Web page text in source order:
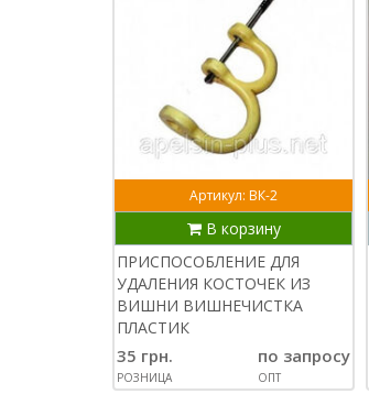
Артикул: ВК-2
В корзину
ПРИСПОСОБЛЕНИЕ ДЛЯ
УДАЛЕНИЯ КОСТОЧЕК ИЗ
ВИШНИ ВИШНЕЧИСТКА
ПЛАСТИК
35 грн.
РОЗНИЦА
по запросу
ОПТ